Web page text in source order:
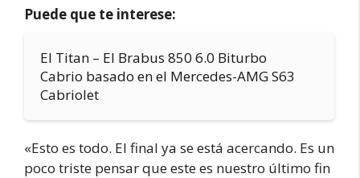
Puede que te interese:
El Titan – El Brabus 850 6.0 Biturbo
Cabrio basado en el Mercedes-AMG S63
Cabriolet
«Esto es todo. El final ya se está acercando. Es un
poco triste pensar que este es nuestro último fin